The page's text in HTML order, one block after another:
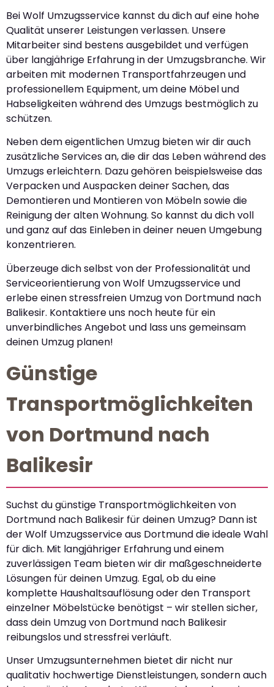
Bei Wolf Umzugsservice kannst du dich auf eine hohe
Qualität unserer Leistungen verlassen. Unsere
Mitarbeiter sind bestens ausgebildet und verfügen
über langjährige Erfahrung in der Umzugsbranche. Wir
arbeiten mit modernen Transportfahrzeugen und
professionellem Equipment, um deine Möbel und
Habseligkeiten während des Umzugs bestmöglich zu
schützen.
Neben dem eigentlichen Umzug bieten wir dir auch
zusätzliche Services an, die dir das Leben während des
Umzugs erleichtern. Dazu gehören beispielsweise das
Verpacken und Auspacken deiner Sachen, das
Demontieren und Montieren von Möbeln sowie die
Reinigung der alten Wohnung. So kannst du dich voll
und ganz auf das Einleben in deiner neuen Umgebung
konzentrieren.
Überzeuge dich selbst von der Professionalität und
Serviceorientierung von Wolf Umzugsservice und
erlebe einen stressfreien Umzug von Dortmund nach
Balikesir. Kontaktiere uns noch heute für ein
unverbindliches Angebot und lass uns gemeinsam
deinen Umzug planen!
Günstige
Transportmöglichkeiten
von Dortmund nach
Balikesir
Suchst du günstige Transportmöglichkeiten von
Dortmund nach Balikesir für deinen Umzug? Dann ist
der Wolf Umzugsservice aus Dortmund die ideale Wahl
für dich. Mit langjähriger Erfahrung und einem
zuverlässigen Team bieten wir dir maßgeschneiderte
Lösungen für deinen Umzug. Egal, ob du eine
komplette Haushaltsauflösung oder den Transport
einzelner Möbelstücke benötigst – wir stellen sicher,
dass dein Umzug von Dortmund nach Balikesir
reibungslos und stressfrei verläuft.
Unser Umzugsunternehmen bietet dir nicht nur
qualitativ hochwertige Dienstleistungen, sondern auch